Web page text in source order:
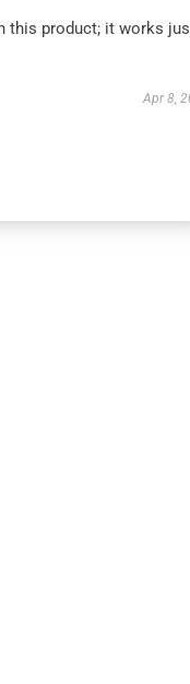
this product; it works
Apr 8,